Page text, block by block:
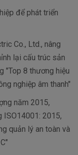
để phát triển
Co., Ltd., nâng
lại cấu trúc sản
"Top 8 thương hiệu
nghiệp âm thanh"
năm 2015,
ISO14001: 2015,
quản lý an toàn và